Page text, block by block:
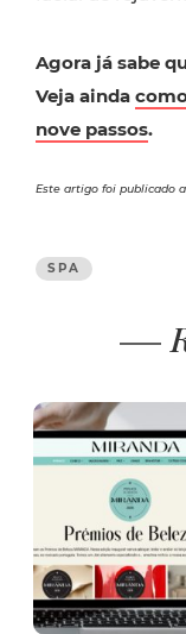
Agora já sabe
Veja ainda
nove passos.
Este artigo foi publicado
SPA